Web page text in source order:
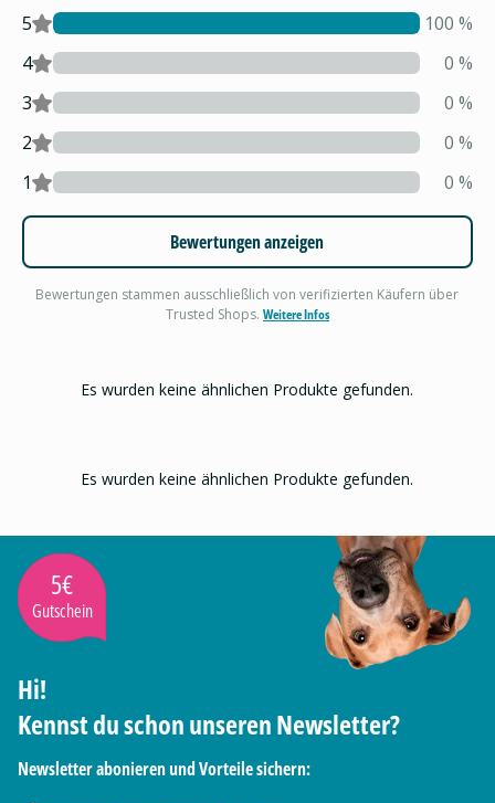
5 100 %
4
0 %
3
0 %
2
0 %
1
0 %
Bewertungen anzeigen
Bewertungen stammen ausschließlich von verifizierten Käufern über
Trusted Shops. Weitere Infos
Es wurden keine ähnlichen Produkte gefunden.
Es wurden keine ähnlichen Produkte gefunden.
5€
Gutschein
Hi!
Kennst du schon unseren Newsletter?
Newsletter abonieren und Vorteile sichern: